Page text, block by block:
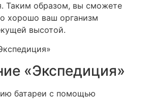
Таким образом, вы сможете
хорошо ваш организм
высотой.
«Экспедиция»
батареи с помощью